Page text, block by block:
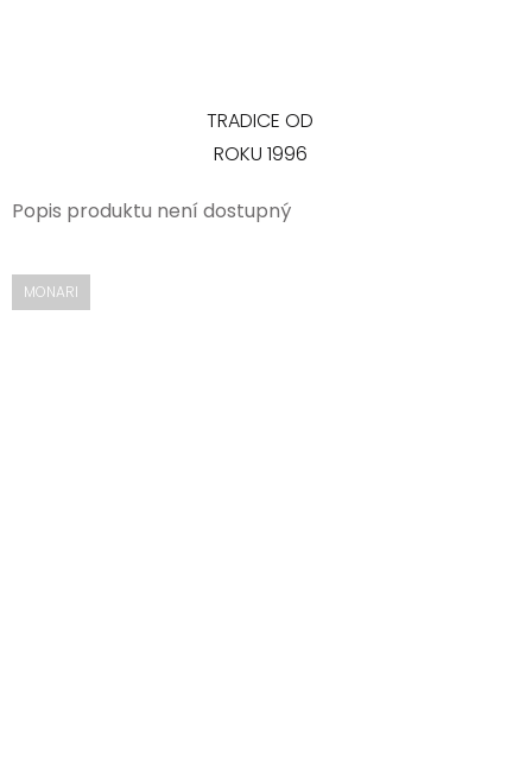
TRADICE OD
ROKU 1996
Popis produktu není dostupný
MONARI